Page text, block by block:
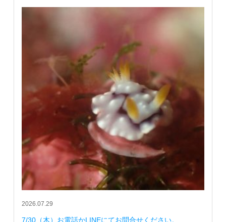
2026.07.29
7/30（木）お電話かLINEにてお問合せください。